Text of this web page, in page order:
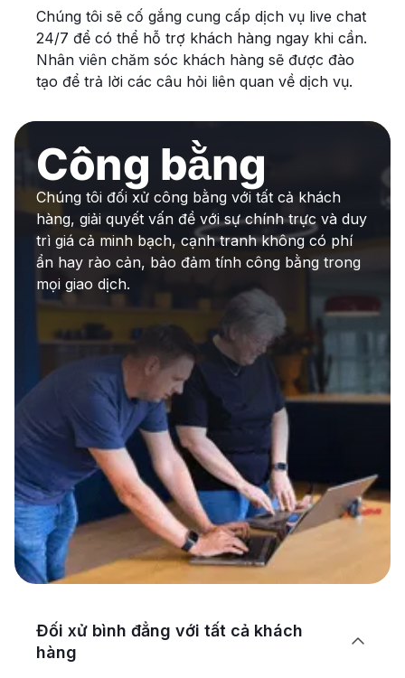
Chúng tôi sẽ cố gắng cung cấp dịch vụ live chat
24/7 để có thể hỗ trợ khách hàng ngay khi cần.
Nhân viên chăm sóc khách hàng sẽ được đào
tạo để trả lời các câu hỏi liên quan về dịch vụ.
Công bằng
Chúng tôi đối xử công bằng với tất cả khách
hàng, giải quyết vấn đề với sự chính trực và duy
trì giá cả minh bạch, cạnh tranh không có phí
ẩn hay rào cản, bảo đảm tính công bằng trong
mọi giao dịch.
Đối xử bình đẳng với tất cả khách
hàng
